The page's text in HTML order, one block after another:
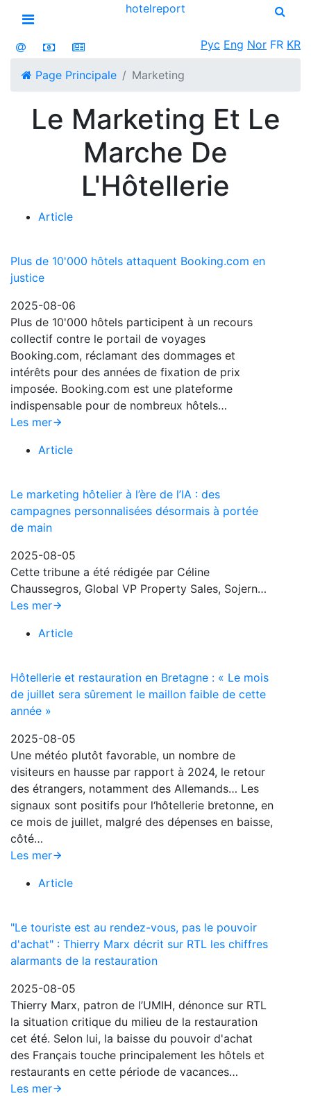
Open menu
hotelreport
Рус Eng Nor FR KR
Page Principale Marketing
Le Marketing Et Le
Marche De
L'Hôtellerie
Article
Plus de 10'000 hôtels attaquent Booking.com en
justice
2025-08-06
Plus de 10'000 hôtels participent à un recours
collectif contre le portail de voyages
Booking.com, réclamant des dommages et
intérêts pour des années de fixation de prix
imposée. Booking.com est une plateforme
indispensable pour de nombreux hôtels…
Les mer
Article
Le marketing hôtelier à l’ère de l’IA : des
campagnes personnalisées désormais à portée
de main
2025-08-05
Cette tribune a été rédigée par Céline
Chaussegros, Global VP Property Sales, Sojern…
Les mer
Article
Hôtellerie et restauration en Bretagne : « Le mois
de juillet sera sûrement le maillon faible de cette
année »
2025-08-05
Une météo plutôt favorable, un nombre de
visiteurs en hausse par rapport à 2024, le retour
des étrangers, notamment des Allemands… Les
signaux sont positifs pour l‘hôtellerie bretonne, en
ce mois de juillet, malgré des dépenses en baisse,
côté…
Les mer
Article
"Le touriste est au rendez-vous, pas le pouvoir
d'achat" : Thierry Marx décrit sur RTL les chiffres
alarmants de la restauration
2025-08-05
Thierry Marx, patron de l’UMIH, dénonce sur RTL
la situation critique du milieu de la restauration
cet été. Selon lui, la baisse du pouvoir d'achat
des Français touche principalement les hôtels et
restaurants en cette période de vacances…
Les mer